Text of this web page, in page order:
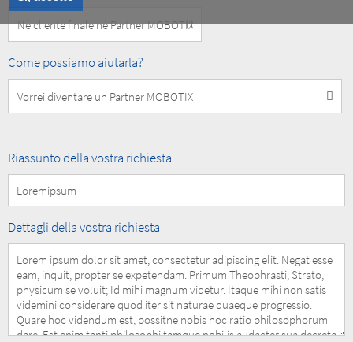
Customer
Type
How
help
you?
Come possiamo aiutarla?
Summary
Request
Riassunto della vostra richiesta
Details
Request
Dettagli della vostra richiesta